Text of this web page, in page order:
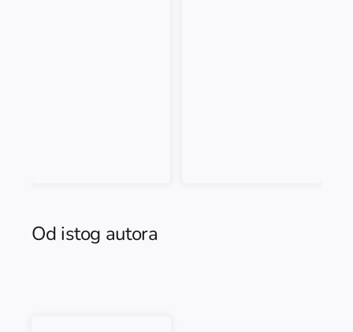
Od istog autora